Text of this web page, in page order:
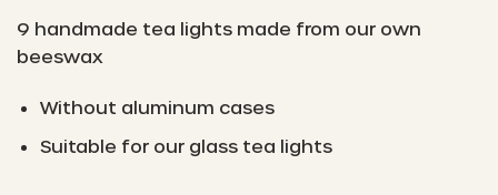
9 handmade tea lights made from our own
beeswax
Without aluminum cases
Suitable for our glass tea lights